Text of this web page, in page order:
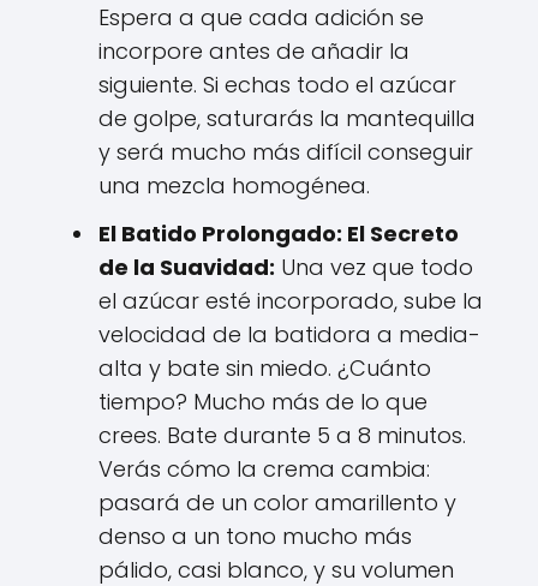
Espera a que cada adición se
incorpore antes de añadir la
siguiente. Si echas todo el azúcar
de golpe, saturarás la mantequilla
y será mucho más difícil conseguir
una mezcla homogénea.
El Batido Prolongado: El Secreto
de la Suavidad: Una vez que todo
el azúcar esté incorporado, sube la
velocidad de la batidora a media-
alta y bate sin miedo. ¿Cuánto
tiempo? Mucho más de lo que
crees. Bate durante 5 a 8 minutos.
Verás cómo la crema cambia:
pasará de un color amarillento y
denso a un tono mucho más
pálido, casi blanco, y su volumen